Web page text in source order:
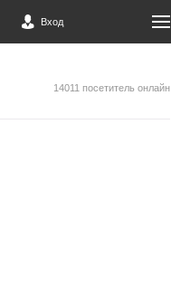
Вход
14011 посетитель онлайн